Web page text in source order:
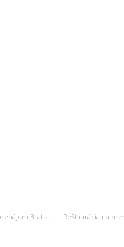
Obchodné priestory na prenájom Bratislava I Reštaurácia na